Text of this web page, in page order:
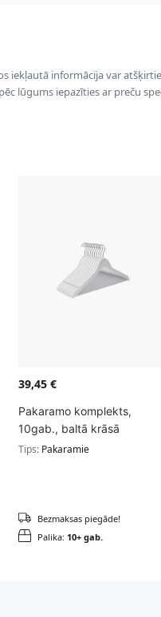
informācija var
lūgums iepazīties ar preču
39,45 €
Pakaramo komplekts,
10gab., baltā krāsā
Tips: Pakaramie
Palika: 10+ gab.
Bezmaksas piegāde!